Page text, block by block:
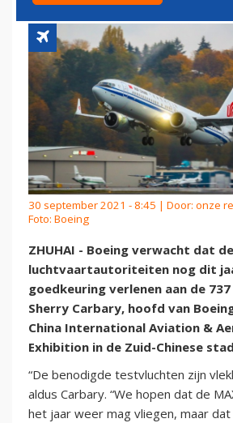
30 september 2021 - 8:45 | Door: onze
Foto: Boeing
ZHUHAI - Boeing verwacht dat
luchtvaartautoriteiten nog dit
goedkeuring verlenen aan de
Sherry Carbary, hoofd van
China International Aviation &
Exhibition in de Zuid-Chinese
“De benodigde testvluchten zijn
aldus Carbary. “We hopen dat de
het jaar weer mag vliegen, maar